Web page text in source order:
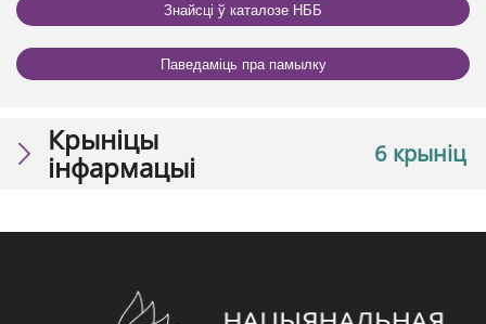
Знайсці ў каталозе НББ
Паведаміць пра памылку
6 крыніц
Крыніцы
інфармацыі